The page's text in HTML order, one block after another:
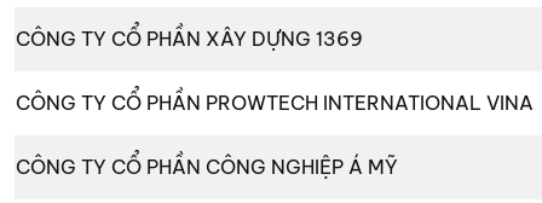
CÔNG TY CỔ PHẦN XÂY DỰNG 1369
CÔNG TY CỔ PHẦN PROWTECH INTERNATIONAL VINA
CÔNG TY CỔ PHẦN CÔNG NGHIỆP Á MỸ